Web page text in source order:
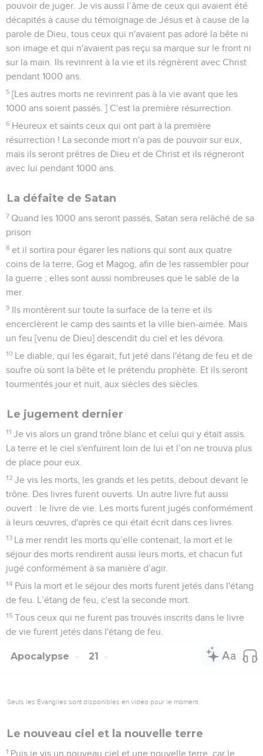
pouvoir de juger. Je vis aussi l’âme de ceux qui avaient été
décapités à cause du témoignage de Jésus et à cause de la
parole de Dieu, tous ceux qui n'avaient pas adoré la bête ni
son image et qui n'avaient pas reçu sa marque sur le front ni
sur la main. Ils revinrent à la vie et ils régnèrent avec Christ
pendant 1000 ans.
5 [Les autres morts ne revinrent pas à la vie avant que les
1000 ans soient passés. ] C'est la première résurrection.
6 Heureux et saints ceux qui ont part à la première
résurrection ! La seconde mort n'a pas de pouvoir sur eux,
mais ils seront prêtres de Dieu et de Christ et ils régneront
avec lui pendant 1000 ans.
La défaite de Satan
7 Quand les 1000 ans seront passés, Satan sera relâché de sa
prison
8 et il sortira pour égarer les nations qui sont aux quatre
coins de la terre, Gog et Magog, afin de les rassembler pour
la guerre ; elles sont aussi nombreuses que le sable de la
mer.
9 Ils montèrent sur toute la surface de la terre et ils
encerclèrent le camp des saints et la ville bien-aimée. Mais
un feu [venu de Dieu] descendit du ciel et les dévora.
10 Le diable, qui les égarait, fut jeté dans l'étang de feu et de
soufre où sont la bête et le prétendu prophète. Et ils seront
tourmentés jour et nuit, aux siècles des siècles.
Le jugement dernier
11 Je vis alors un grand trône blanc et celui qui y était assis.
La terre et le ciel s'enfuirent loin de lui et l’on ne trouva plus
de place pour eux.
12 Je vis les morts, les grands et les petits, debout devant le
trône. Des livres furent ouverts. Un autre livre fut aussi
ouvert : le livre de vie. Les morts furent jugés conformément
à leurs œuvres, d'après ce qui était écrit dans ces livres.
13 La mer rendit les morts qu’elle contenait, la mort et le
séjour des morts rendirent aussi leurs morts, et chacun fut
jugé conformément à sa manière d’agir.
14 Puis la mort et le séjour des morts furent jetés dans l'étang
de feu. L’étang de feu, c'est la seconde mort.
15 Tous ceux qui ne furent pas trouvés inscrits dans le livre
de vie furent jetés dans l'étang de feu.
Apocalypse 21
Seuls les Évangiles sont disponibles en vidéo pour le moment.
Le nouveau ciel et la nouvelle terre
1 Puis je vis un nouveau ciel et une nouvelle terre, car le